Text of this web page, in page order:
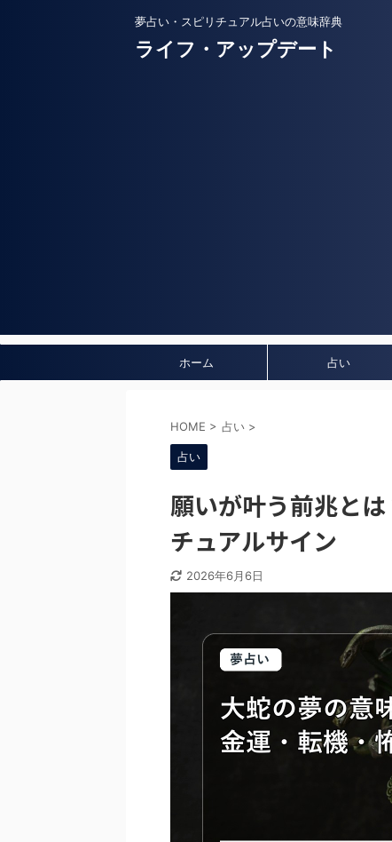
夢占い・スピリチュアル占いの意味辞典
ライフ・アップデート
ホーム 占い
HOME > 占い >
占い
願いが叶う前兆と
チュアルサイン
2026年6月6日